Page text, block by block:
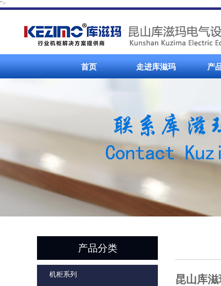
">
首页 走进库滋玛 产
产品分类
机柜系列 昆山库